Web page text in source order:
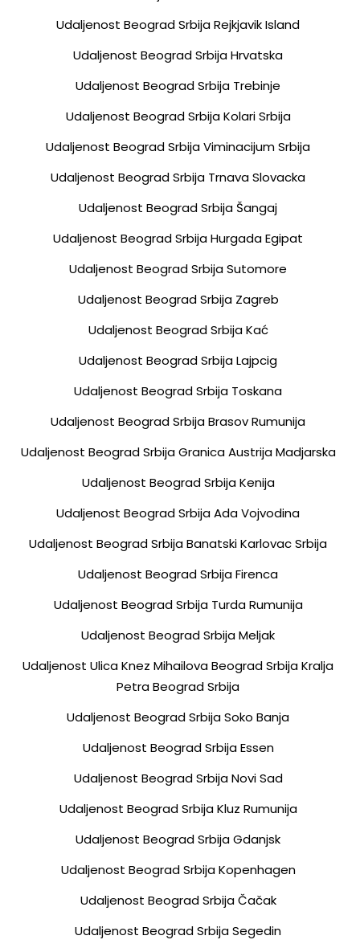
Udaljenost Beograd Srbija Rejkjavik Island
Udaljenost Beograd Srbija Hrvatska
Udaljenost Beograd Srbija Trebinje
Udaljenost Beograd Srbija Kolari Srbija
Udaljenost Beograd Srbija Viminacijum Srbija
Udaljenost Beograd Srbija Trnava Slovacka
Udaljenost Beograd Srbija Šangaj
Udaljenost Beograd Srbija Hurgada Egipat
Udaljenost Beograd Srbija Sutomore
Udaljenost Beograd Srbija Zagreb
Udaljenost Beograd Srbija Kać
Udaljenost Beograd Srbija Lajpcig
Udaljenost Beograd Srbija Toskana
Udaljenost Beograd Srbija Brasov Rumunija
Udaljenost Beograd Srbija Granica Austrija Madjarska
Udaljenost Beograd Srbija Kenija
Udaljenost Beograd Srbija Ada Vojvodina
Udaljenost Beograd Srbija Banatski Karlovac Srbija
Udaljenost Beograd Srbija Firenca
Udaljenost Beograd Srbija Turda Rumunija
Udaljenost Beograd Srbija Meljak
Udaljenost Ulica Knez Mihailova Beograd Srbija Kralja
Petra Beograd Srbija
Udaljenost Beograd Srbija Soko Banja
Udaljenost Beograd Srbija Essen
Udaljenost Beograd Srbija Novi Sad
Udaljenost Beograd Srbija Kluz Rumunija
Udaljenost Beograd Srbija Gdanjsk
Udaljenost Beograd Srbija Kopenhagen
Udaljenost Beograd Srbija Čačak
Udaljenost Beograd Srbija Segedin